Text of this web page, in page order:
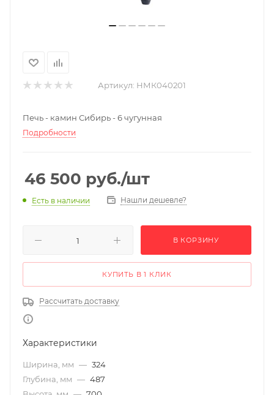
Артикул: НМК040201
Печь - камин Сибирь - 6 чугунная
Подробности
46 500 руб./шт
Есть в наличии Нашли дешевле?
В КОРЗИНУ
КУПИТЬ В 1 КЛИК
Рассчитать доставку
Характеристики
Ширина, мм — 324
Глубина, мм — 487